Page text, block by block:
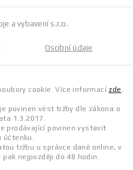
a vybavení s.r.o.
Osobní údaje
cookie. Více informací zde .
povinen vést tržby dle zákona o
1.3.2017.
prodávající povinen vystavit
účtenku.
tržbu u správce daně online, v
nejpozději do 48 hodin.